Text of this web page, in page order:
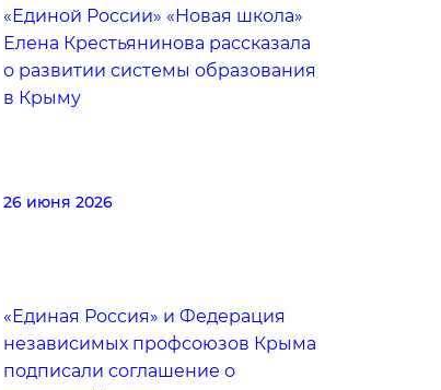
«Единой России» «Новая школа»
Елена Крестьянинова рассказала
о развитии системы образования
в Крыму
26 июня 2026
«Единая Россия» и Федерация
независимых профсоюзов Крыма
подписали соглашение о